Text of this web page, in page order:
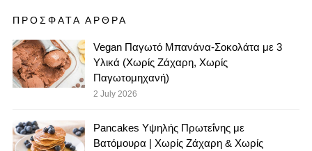
ΠΡΟΣΦΑΤΑ ΑΡΘΡΑ
Vegan Παγωτό Μπανάνα-Σοκολάτα με 3
Υλικά (Χωρίς Ζάχαρη, Χωρίς
Παγωτομηχανή)
2 July 2026
Pancakes Υψηλής Πρωτεΐνης με
Βατόμουρα | Χωρίς Ζάχαρη & Χωρίς